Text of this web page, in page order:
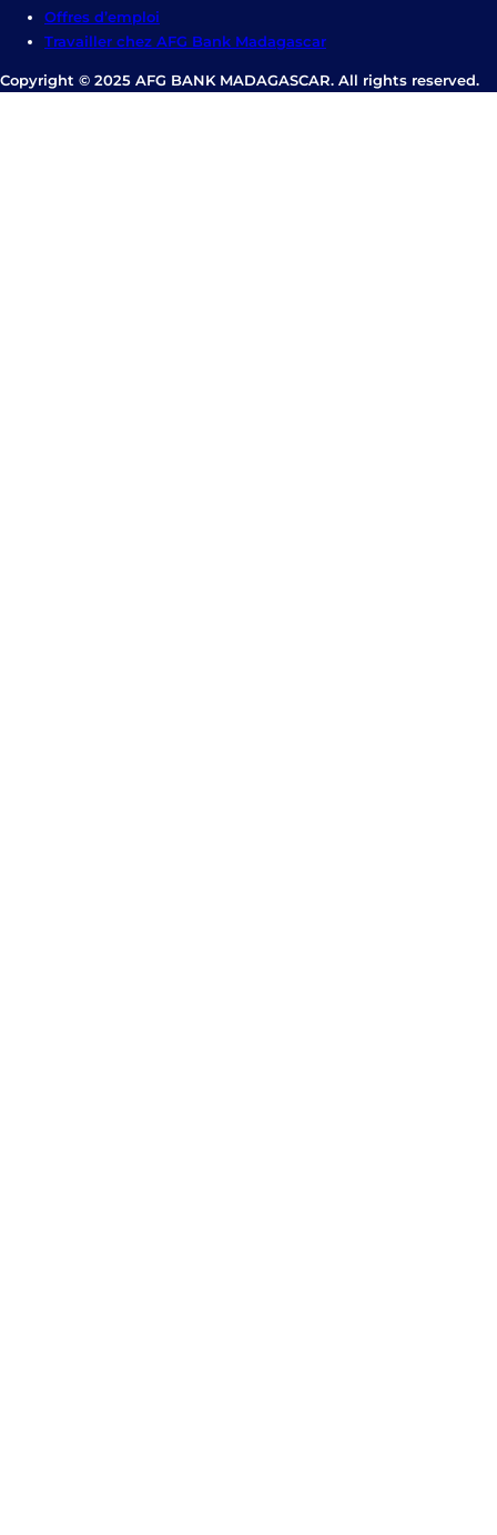
Offres d’emploi
Travailler chez AFG Bank Madagascar
Copyright © 2025 AFG BANK MADAGASCAR. All rights reserved.